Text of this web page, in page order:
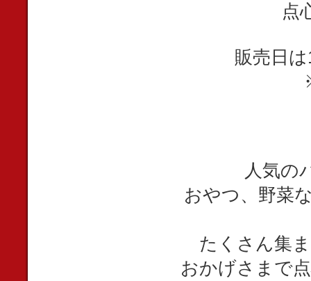
点
販売日
人気の
おやつ、野菜
たくさん集
おかげさまで